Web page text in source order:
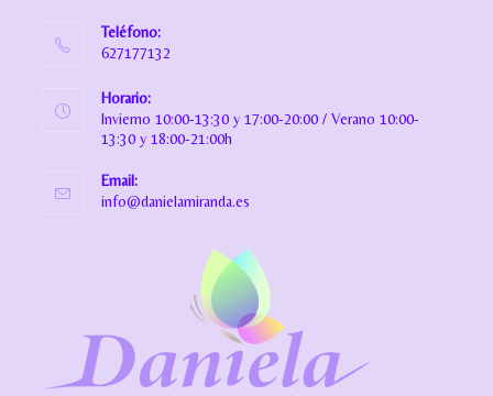
Teléfono:
627177132
Horario:
Invierno 10:00-13:30 y 17:00-20:00 / Verano 10:00-
13:30 y 18:00-21:00h
Email:
info@danielamiranda.es